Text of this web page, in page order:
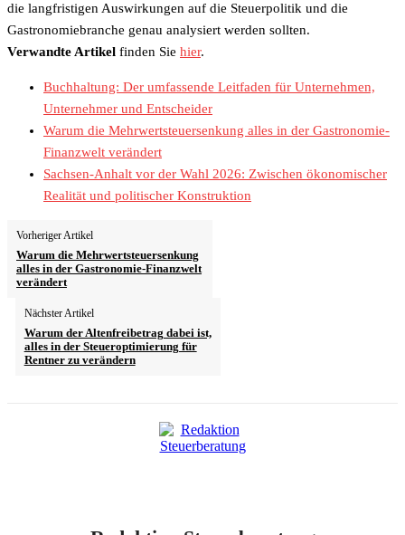
die langfristigen Auswirkungen auf die Steuerpolitik und die
Gastronomiebranche genau analysiert werden sollten.
Verwandte Artikel finden Sie hier.
Buchhaltung: Der umfassende Leitfaden für Unternehmen,
Unternehmer und Entscheider
Warum die Mehrwertsteuersenkung alles in der Gastronomie-
Finanzwelt verändert
Sachsen-Anhalt vor der Wahl 2026: Zwischen ökonomischer
Realität und politischer Konstruktion
Vorheriger Artikel
Warum die Mehrwertsteuersenkung
alles in der Gastronomie-Finanzwelt
verändert
Nächster Artikel
Warum der Altenfreibetrag dabei ist,
alles in der Steueroptimierung für
Rentner zu verändern